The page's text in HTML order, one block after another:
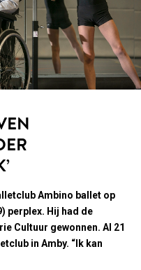
Ambino ballet op
perplex. Hij had de
Cultuur gewonnen. Al 21
in Amby. “Ik kan